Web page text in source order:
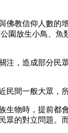
教信仰人數的
園放生小鳥、
，造成部分民
一般大眾，所
物時，提前都會
眾的對立問題。